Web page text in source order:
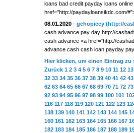
loans bad credit payday loans
href="http://paydayloansikdc.com/
08.01.2020 - gehopiecy (http://
cash advance pay day http://
cash advance <a href="http://
advance cash cash loan payday
Hier klicken, um einen Eintrag zu
Zurück 1 2 3 4 5 6 7 8 9 10 11 12 13
32 33 34 35 36 37 38 39 40 41 42 43
62 63 64 65 66 67 68 69 70 71 72 73
92 93 94 95 96 97 98 99 100 101
116 117 118 119 120 121 122 123
138 139 140 141 142 143 144 145
160 161 162 163 164 165 166 167
182 183 184 185 186 187 188 189